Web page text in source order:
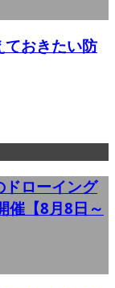
ておきたい防
ドローイング
催【8月8日～